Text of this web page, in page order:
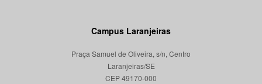
Campus Laranjeiras
Praça Samuel de Oliveira, s/n, Centro
Laranjeiras/SE
CEP 49170-000